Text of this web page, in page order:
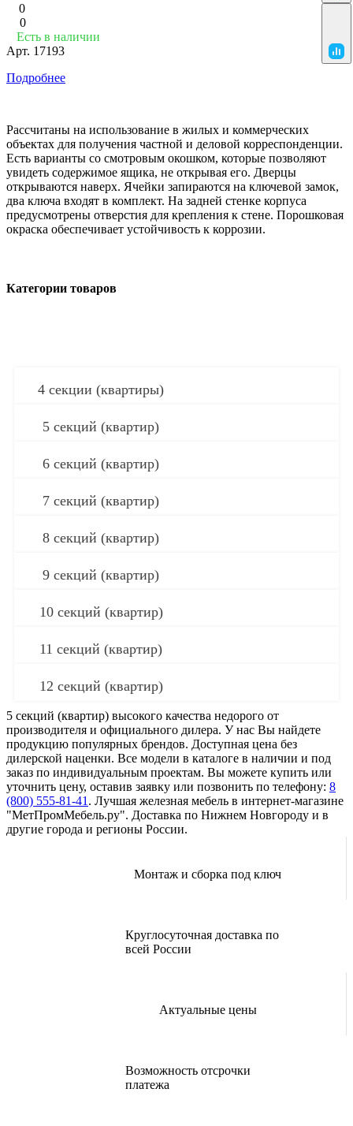
0
0
Есть в наличии
Арт. 17193
Подробнее
Рассчитаны на использование в жилых и коммерческих
объектах для получения частной и деловой корреспонденции.
Есть варианты со смотровым окошком, которые позволяют
увидеть содержимое ящика, не открывая его. Дверцы
открываются наверх. Ячейки запираются на ключевой замок,
два ключа входят в комплект. На задней стенке корпуса
предусмотрены отверстия для крепления к стене. Порошковая
окраска обеспечивает устойчивость к коррозии.
Категории товаров
4 секции (квартиры)
5 секций (квартир)
6 секций (квартир)
7 секций (квартир)
8 секций (квартир)
9 секций (квартир)
10 секций (квартир)
11 секций (квартир)
12 секций (квартир)
5 секций (квартир) высокого качества недорого от
производителя и официального дилера. У нас Вы найдете
продукцию популярных брендов. Доступная цена без
дилерской наценки. Все модели в каталоге в наличии и под
заказ по индивидуальным проектам. Вы можете купить или
уточнить цену, оставив заявку или позвонить по телефону: 8
(800) 555-81-41 . Лучшая железная мебель в интернет-магазине
"МетПромМебель.ру". Доставка по Нижнем Новгороду и в
другие города и регионы России.
Монтаж и сборка под ключ
Круглосуточная доставка по
всей России
Актуальные цены
Возможность отсрочки
платежа